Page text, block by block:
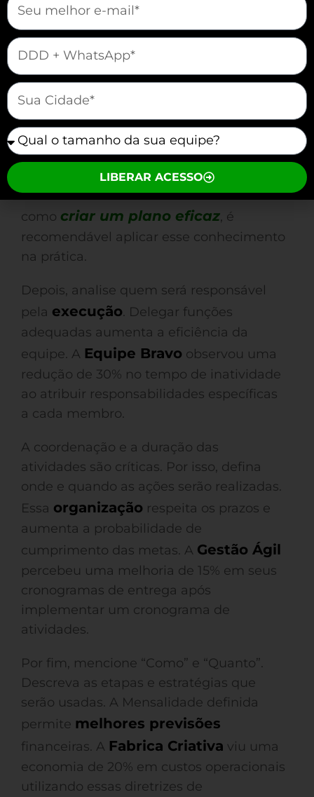
de 25% na base de usuários.
Em seguida, formule a razão por trás da
ação. Perguntar “por que isso é
importante?” não apenas motiva sua
objetivos claros. AEscola Alpha
envolvimento comunitário crescer 40%
após esclarecer a importância de seus
eventos. Para obter mais dicas sobre
como criar um plano eficaz, é
recomendável aplicar esse conhecimento
na prática.
Depois, analise quem será responsável
pela execução. Delegar funções
adequadas aumenta a eficiência da
equipe. A Equipe Bravo observou uma
redução de 30% no tempo de inatividade
ao atribuir responsabilidades específicas
a cada membro.
A coordenação e a duração das
atividades são críticas. Por isso, defina
onde e quando as ações serão realizadas.
Essa organização respeita os prazos e
aumenta a probabilidade de
cumprimento das metas. A Gestão Ágil
percebeu uma melhoria de 15% em seus
cronogramas de entrega após
implementar um cronograma de
atividades.
Por fim, mencione “Como” e “Quanto”.
Descreva as etapas e estratégias que
serão usadas. A Mensalidade definida
permite melhores previsões
financeiras. A Fabrica Criativa viu uma
economia de 20% em custos operacionais
utilizando essas diretrizes de
mauticform[telefone]
mauticform[cidade]
mauticform[equipe]
LIBERAR ACESSO